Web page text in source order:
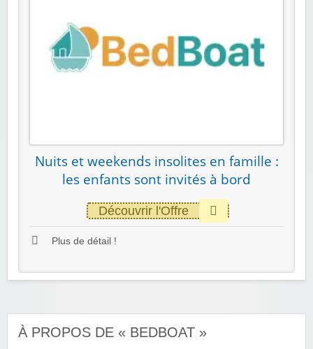
Nuits et weekends insolites en famille :
les enfants sont invités à bord
Découvrir l'Offre
Plus de détail !
À PROPOS DE « BEDBOAT »